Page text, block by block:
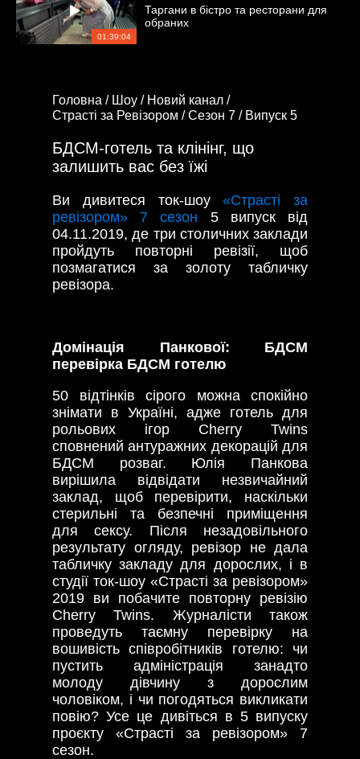
01:39:04
Таргани в бістро та ресторани для
обраних
Головна / Шоу / Новий канал /
Страсті за Ревізором /Сезон 7 / Випуск 5
БДСМ-готель та клінінг, що
залишить вас без їжі
Ви дивитеся ток-шоу«Страсті за
ревізором» 7 сезон 5 випуск від
04.11.2019, де три столичних заклади
пройдуть повторні ревізії, щоб
позмагатися за золоту табличку
ревізора.
Домінація Панкової: БДСМ
перевірка БДСМ готелю
50 відтінків сірого можна спокійно
знімати в Україні, адже готель для
рольових ігор Cherry Twins
сповнений антуражних декорацій для
БДСМ розваг. Юлія Панкова
вирішила відвідати незвичайний
заклад, щоб перевірити, наскільки
стерильні та безпечні приміщення
для сексу. Після незадовільного
результату огляду, ревізор не дала
табличку закладу для дорослих, і в
студії ток-шоу «Страсті за ревізором»
2019 ви побачите повторну ревізію
Cherry Twins. Журналісти також
проведуть таємну перевірку на
вошивість співробітників готелю: чи
пустить адміністрація занадто
молоду дівчину з дорослим
чоловіком, і чи погодяться викликати
повію? Усе це дивіться в 5 випуску
проєкту «Страсті за ревізором» 7
сезон.